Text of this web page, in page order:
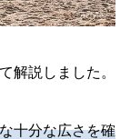
解説しました。
十分な広さを確